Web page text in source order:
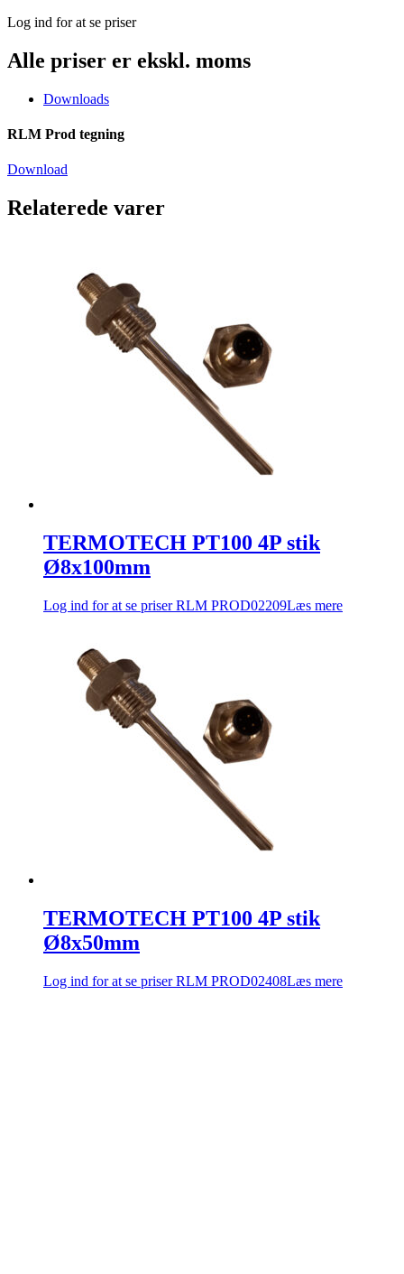
Log ind for at se priser
Alle priser er ekskl. moms
Downloads
RLM Prod tegning
Download
Relaterede varer
TERMOTECH PT100 4P stik
Ø8x100mm
Log ind for at se priserRLM PROD02209Læs mere
TERMOTECH PT100 4P stik
Ø8x50mm
Log ind for at se priserRLM PROD02408Læs mere